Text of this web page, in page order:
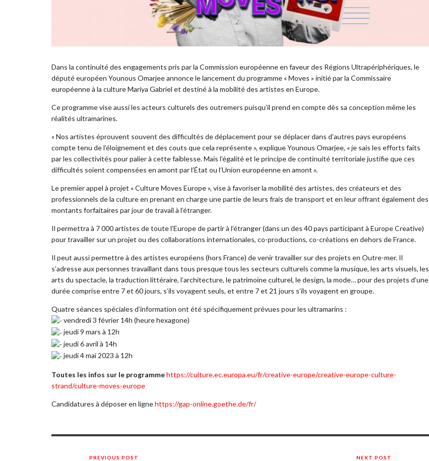
Dans la continuité des engagements pris par la Commission européenne en faveur des Régions Ultrapériphériques, le
député européen Younous Omarjee annonce le lancement du programme « Moves » initié par la Commissaire
européenne à la culture Mariya Gabriel et destiné à la mobilité des artistes en Europe.
Ce programme vise aussi les acteurs culturels des outremers puisqu’il prend en compte dès sa conception même les
réalités ultramarines.
« Nos artistes éprouvent souvent des difficultés de déplacement pour se déplacer dans d’autres pays européens
compte tenu de l’éloignement et des couts que cela représente », explique Younous Omarjee, « je sais les efforts faits
par les collectivités pour palier à cette faiblesse. Mais l’égalité et le principe de continuité territoriale justifie que ces
difficultés soient compensées en amont par l’État ou l’Union européenne en amont ».
Le premier appel à projet « Culture Moves Europe », vise à favoriser la mobilité des artistes, des créateurs et des
professionnels de la culture en prenant en charge une partie de leurs frais de transport et en leur offrant également des
montants forfaitaires par jour de travail à l’étranger.
Il permettra à 7 000 artistes de toute l’Europe de partir à l’étranger (dans un des 40 pays participant à Europe Creative)
pour travailler sur un projet ou des collaborations internationales, co-productions, co-créations en dehors de France.
Il peut aussi permettre à des artistes européens (hors France) de venir travailler sur des projets en Outre-mer. Il
s’adresse aux personnes travaillant dans tous presque tous les secteurs culturels comme la musique, les arts visuels, les
arts du spectacle, la traduction littéraire, l’architecture, le patrimoine culturel, le design, la mode… pour des projets d’une
durée comprise entre 7 et 60 jours, s’ils voyagent seuls, et entre 7 et 21 jours s’ils voyagent en groupe.
Quatre séances spéciales d’information ont été spécifiquement prévues pour les ultramarins :
vendredi 3 février 14h (heure hexagone)
jeudi 9 mars à 12h
jeudi 6 avril à 14h
jeudi 4 mai 2023 à 12h
Toutes les infos sur le programmehttps://culture.ec.europa.eu/fr/creative-europe/creative-europe-culture-
strand/culture-moves-europe
Candidatures à déposer en lignehttps://gap-online.goethe.de/fr/
PREVIOUS POST NEXT POST